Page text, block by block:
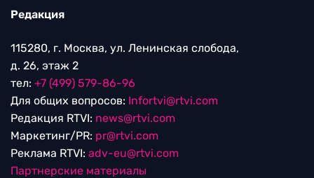
Редакция
115280, г. Москва, ул. Ленинская слобода,
д. 26, этаж 2
тел: +7 (499) 579-86-96
Для общих вопросов: Infortvi@rtvi.com
Редакция RTVI: news@rtvi.com
Маркетинг/PR: pr@rtvi.com
Реклама RTVI: adv-eu@rtvi.com
Партнерские материалы